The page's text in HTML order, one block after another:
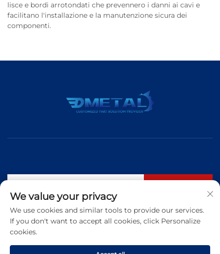
lisce e bordi arrotondati che prevennero i danni ai cavi e
facilitano l'installazione e la manutenzione sicura dei
componenti.
Tel: +86 183 5421 3960
We value your privacy
We use cookies and similar tools to provide our services.
If you don't want to accept all cookies, click Personalize
cookies.